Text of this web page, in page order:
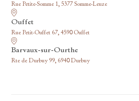
Rue Petite-Somme 1, 5377 Somme-Leuze
Ouffet
Rue Petit-Ouffet 67, 4590 Ouffet
Barvaux-sur-Ourthe
Rte de Durbuy 99, 6940 Durbuy